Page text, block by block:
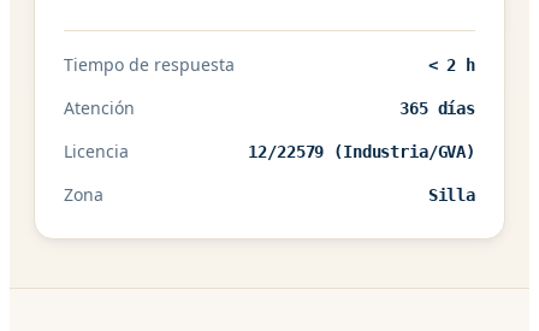
Tiempo de respuesta < 2 h
Atención 365 días
Licencia 12/22579 (Industria/GVA)
Zona Silla